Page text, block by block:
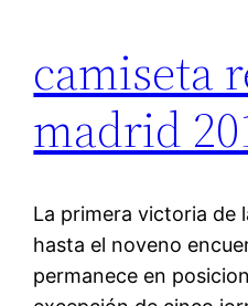
camiseta
madrid
La primera victoria de
hasta el noveno
permanece en